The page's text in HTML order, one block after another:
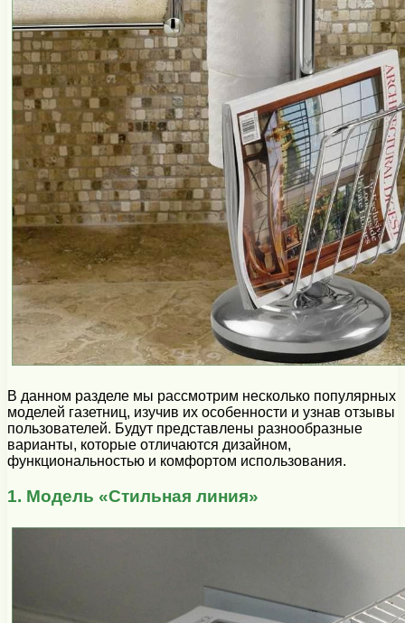
В данном разделе мы рассмотрим несколько популярных
моделей газетниц, изучив их особенности и узнав отзывы
пользователей. Будут представлены разнообразные
варианты, которые отличаются дизайном,
функциональностью и комфортом использования.
1. Модель «Стильная линия»